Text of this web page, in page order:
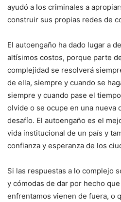
ayudó a los criminales a
construir sus propias redes de
El autoengaño ha dado lugar a
altísimos costos, porque parte
complejidad se resolverá
de ella, siempre y cuando se
siempre y cuando pase el
olvide o se ocupe en una nueva
desafío. El autoengaño es el
vida institucional de un país y
confianza y esperanza de los
Si las respuestas a lo complejo
y cómodas de dar por hecho
enfrentamos vienen de fuera, o